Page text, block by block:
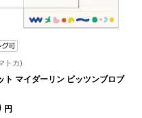
トカ)
ト マイダーリン ビッツンブロブ
円